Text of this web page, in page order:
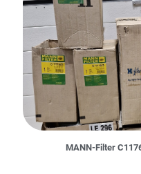
MANN-Filter